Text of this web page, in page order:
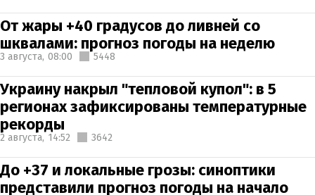
От жары +40 градусов до ливней со
шквалами: прогноз погоды на неделю
3 августа, 08:00 5448
Украину накрыл "тепловой купол": в 5
регионах зафиксированы температурные
рекорды
2 августа, 14:52 3642
До +37 и локальные грозы: синоптики
представили прогноз погоды на начало